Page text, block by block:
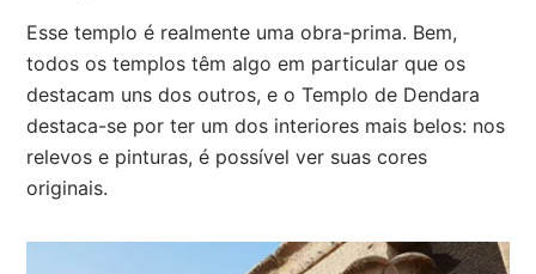
Esse templo é realmente uma obra-prima. Bem,
todos os templos têm algo em particular que os
destacam uns dos outros, e o Templo de Dendara
destaca-se por ter um dos interiores mais belos: nos
relevos e pinturas, é possível ver suas cores
originais.